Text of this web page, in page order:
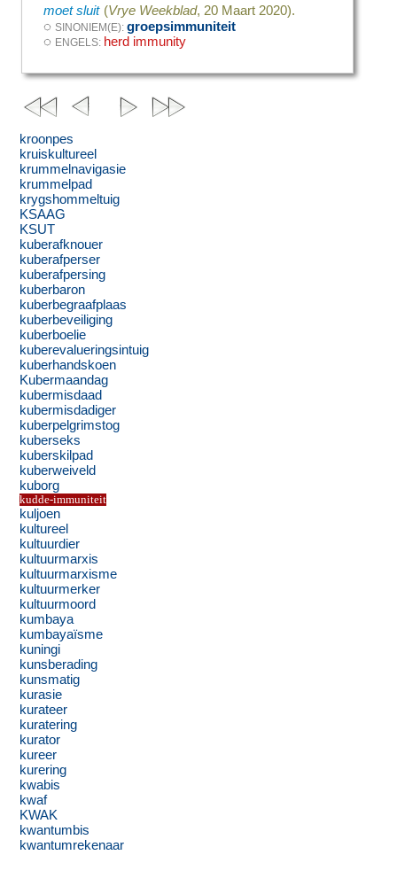
moet sluit (Vrye Weekblad, 20 Maart 2020).
◌SINONIEM(E):groepsimmuniteit
◌ ENGELS: herd immunity
kroonpes
kruiskultureel
krummelnavigasie
krummelpad
krygshommeltuig
KSAAG
KSUT
kuberafknouer
kuberafperser
kuberafpersing
kuberbaron
kuberbegraafplaas
kuberbeveiliging
kuberboelie
kuberevalueringsintuig
kuberhandskoen
Kubermaandag
kubermisdaad
kubermisdadiger
kuberpelgrimstog
kuberseks
kuberskilpad
kuberweiveld
kuborg
kudde-immuniteit
kuljoen
kultureel
kultuurdier
kultuurmarxis
kultuurmarxisme
kultuurmerker
kultuurmoord
kumbaya
kumbayaïsme
kuningi
kunsberading
kunsmatig
kurasie
kurateer
kuratering
kurator
kureer
kurering
kwabis
kwaf
KWAK
kwantumbis
kwantumrekenaar